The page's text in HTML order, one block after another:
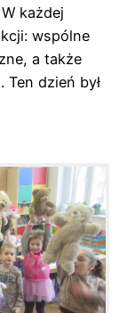
każdej
wspólne
a także
Ten dzień był